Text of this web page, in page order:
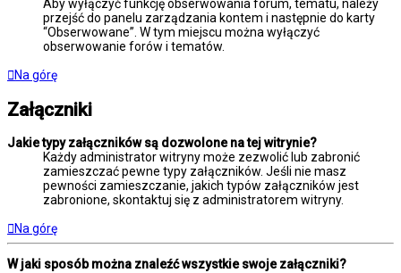
Aby wyłączyć funkcję obserwowania forum, tematu, należy
przejść do panelu zarządzania kontem i następnie do karty
“Obserwowane”. W tym miejscu można wyłączyć
obserwowanie forów i tematów.
Na górę
Załączniki
Jakie typy załączników są dozwolone na tej witrynie?
Każdy administrator witryny może zezwolić lub zabronić
zamieszczać pewne typy załączników. Jeśli nie masz
pewności zamieszczanie, jakich typów załączników jest
zabronione, skontaktuj się z administratorem witryny.
Na górę
W jaki sposób można znaleźć wszystkie swoje załączniki?